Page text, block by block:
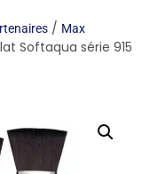
/ Max
Softaqua série 915